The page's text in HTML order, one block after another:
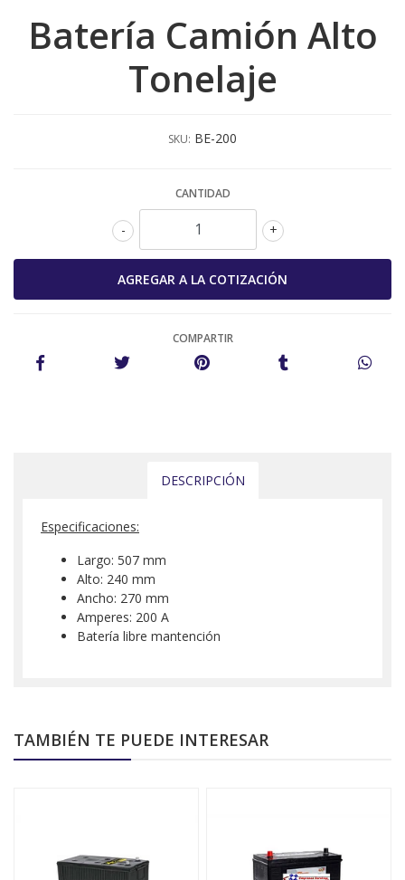
Batería Camión Alto
Tonelaje
SKU: BE-200
CANTIDAD
+
-
COMPARTIR
DESCRIPCIÓN
Especificaciones:
Largo: 507 mm
Alto: 240 mm
Ancho: 270 mm
Amperes: 200 A
Batería libre mantención
TAMBIÉN TE PUEDE INTERESAR